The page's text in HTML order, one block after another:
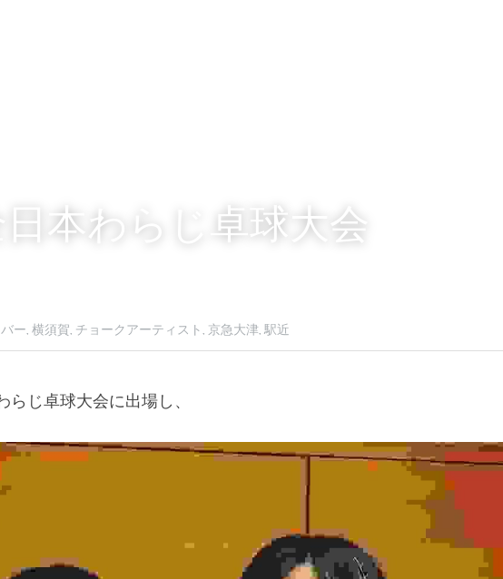
本わらじ卓球大会
ー, 横須賀, チョークアーティスト, 京急大津, 駅近
じ卓球大会に出場し、